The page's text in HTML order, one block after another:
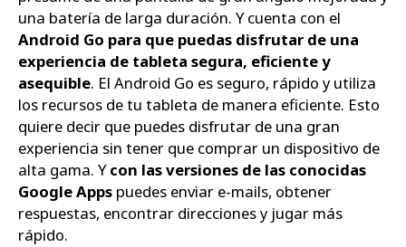
una batería de larga duración. Y cuenta con el
Android Go para que puedas disfrutar de una
experiencia de tableta segura, eficiente y
asequible. El Android Go es seguro, rápido y utiliza
los recursos de tu tableta de manera eficiente. Esto
quiere decir que puedes disfrutar de una gran
experiencia sin tener que comprar un dispositivo de
alta gama. Ycon las versiones de las conocidas
Google Apps puedes enviar e-mails, obtener
respuestas, encontrar direcciones y jugar más
rápido.